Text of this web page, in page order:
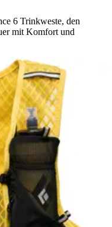
6 Trinkweste, den
mit Komfort und